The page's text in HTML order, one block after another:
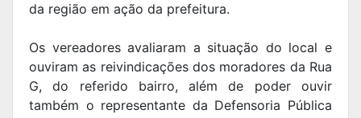
da região em ação da prefeitura.
Os vereadores avaliaram a situação do local e
ouviram as reivindicações dos moradores da Rua
G, do referido bairro, além de poder ouvir
também o representante da Defensoria Pública